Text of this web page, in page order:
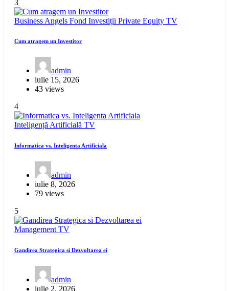
3
Business Angels Fond Investiții Private Equity TV
Cum atragem un Investitor
admin
iulie 15, 2026
43 views
4
Inteligență Artificială TV
Informatica vs. Inteligenta Artificiala
admin
iulie 8, 2026
79 views
5
Management TV
Gandirea Strategica si Dezvoltarea ei
admin
iulie 2, 2026